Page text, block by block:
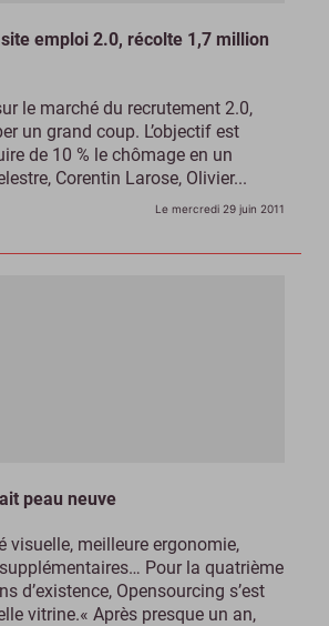
emploi 2.0, récolte 1,7 million
le marché du recrutement 2.0,
un grand coup. L’objectif est
de 10 % le chômage en un
Corentin Larose, Olivier...
Le mercredi 29 juin 2011
peau neuve
visuelle, meilleure ergonomie,
Pour la quatrième
d’existence, Opensourcing s’est
vitrine.« Après presque un an,